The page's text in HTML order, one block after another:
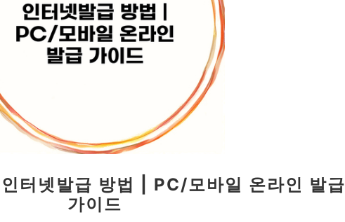
터넷발급 방법 | PC/모바일 온라인 발급
가이드